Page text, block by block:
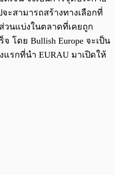
ะสามารถสร้างทางเลือกที่
วนแบ่งในตลาดที่เคยถูก
โดย Bullish Europe จะเป็น
รกที่นำ EURAU มาเปิดให้